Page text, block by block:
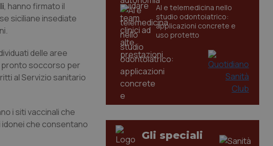
, hanno firmato il
siciliane insediate
delle aree
pronto soccorso per
al Servizio sanitario
i siti vaccinali che
che consentano
AI e telemedicina nello
studio odontoiatrico:
applicazioni concrete e
uso protetto
Gli speciali